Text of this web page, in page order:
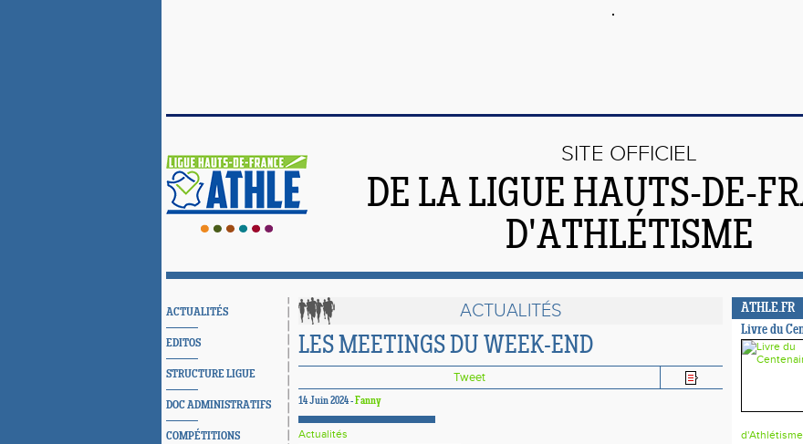
SITE OFFICIEL
DE LA LIGUE HAUTS-DE-
D'ATHLÉTISME
ACTUALITÉS
EDITOS
STRUCTURE LIGUE
DOC ADMINISTRATIFS
COMPÉTITIONS
ACTUALITÉS
LES MEETINGS DU WEEK-END
Tweet
14 Juin 2024 -Fanny
Actualités
ATHLE.FR
Livre du